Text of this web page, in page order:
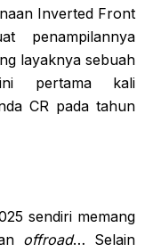
Inverted Front
penampilannya
layaknya sebuah
pertama kali
CR pada tahun
sendiri memang
offroad… Selain